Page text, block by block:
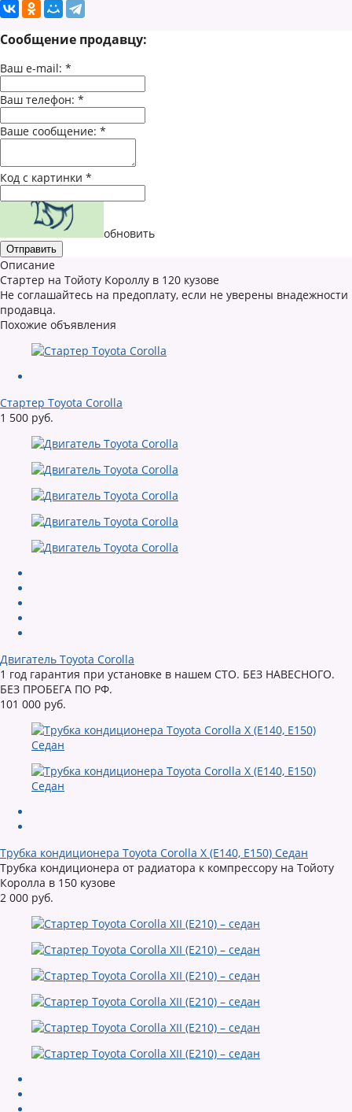
Сообщение продавцу:
Ваш e-mail: *
Ваш телефон: *
Ваше сообщение: *
Код с картинки *
обновить
Описание
Стартер на Тойоту Короллу в 120 кузове
Не соглашайтесь на предоплату, если не уверены внадежности
продавца.
Похожие объявления
Стартер Toyota Corolla
1 500 руб.
Двигатель Toyota Corolla
1 год гарантия при установке в нашем СТО. БЕЗ НАВЕСНОГО.
БЕЗ ПРОБЕГА ПО РФ.
101 000 руб.
Трубка кондиционера Toyota Corolla X (E140, E150) Седан
Трубка кондиционера от радиатора к компрессору на Тойоту
Королла в 150 кузове
2 000 руб.